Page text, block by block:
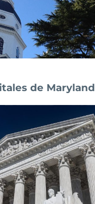
de Maryland